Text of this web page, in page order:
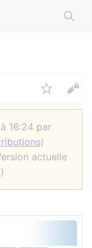
Suivre
16:24 par
)
actuelle